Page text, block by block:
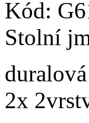
Kód:
Stolní
2x